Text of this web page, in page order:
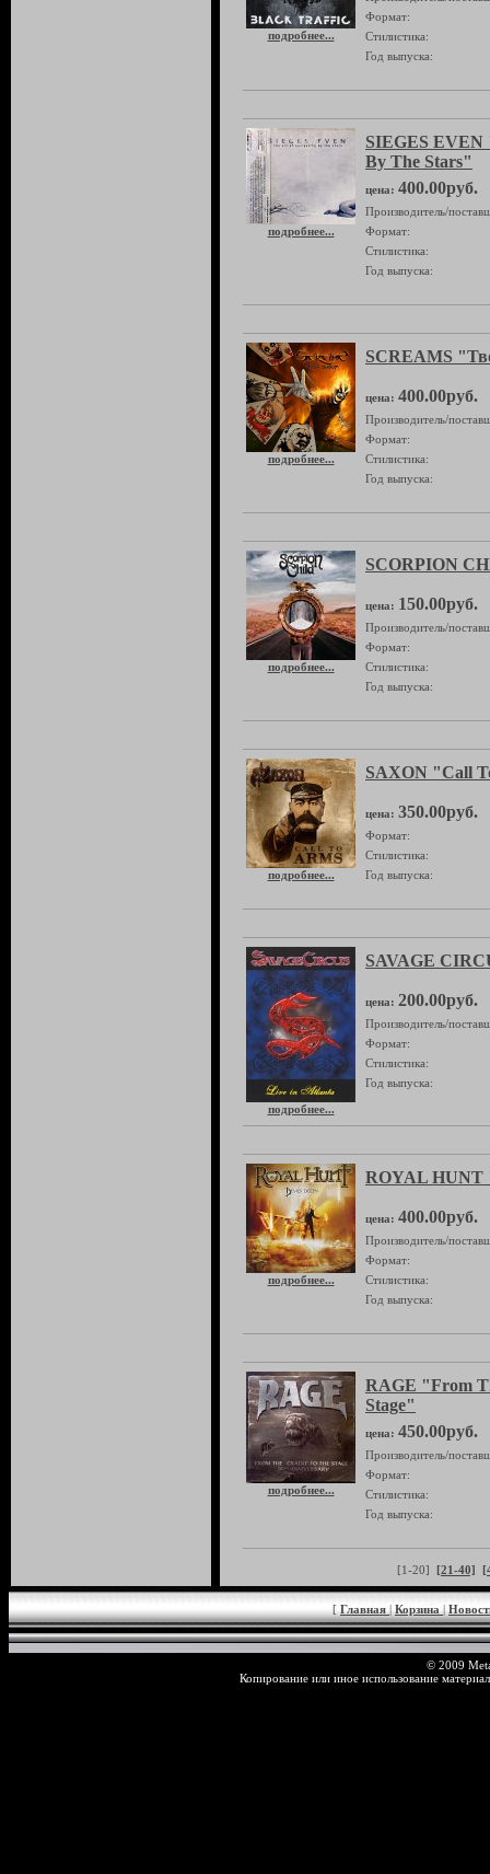
подробнее...
Формат:
Стилистика:
Год выпуска:
подробнее...
SIEGES
By The Stars"
цена: 400.00руб.
Производитель/
Формат:
Стилистика:
Год выпуска:
подробнее...
SCREAMS
цена: 400.00руб.
Производитель/
Формат:
Стилистика:
Год выпуска:
подробнее...
SCORPION
цена: 150.00руб.
Производитель/
Формат:
Стилистика:
Год выпуска:
подробнее...
SAXON "Call
цена: 350.00руб.
Формат:
Стилистика:
Год выпуска:
подробнее...
SAVAGE
цена: 200.00руб.
Производитель/
Формат:
Стилистика:
Год выпуска:
подробнее...
ROYAL HUNT
цена: 400.00руб.
Производитель/
Формат:
Стилистика:
Год выпуска:
подробнее...
RAGE "From
Stage"
цена: 450.00руб.
Производитель/
Формат:
Стилистика:
Год выпуска:
[1-20] [21-40]
[ Главная | Корзина |
© 2009
Копирование или иное использование